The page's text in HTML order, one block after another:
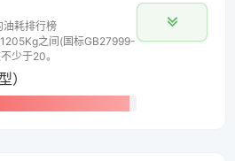
油耗排行榜
之间(国标GB27999-
少于20。
）